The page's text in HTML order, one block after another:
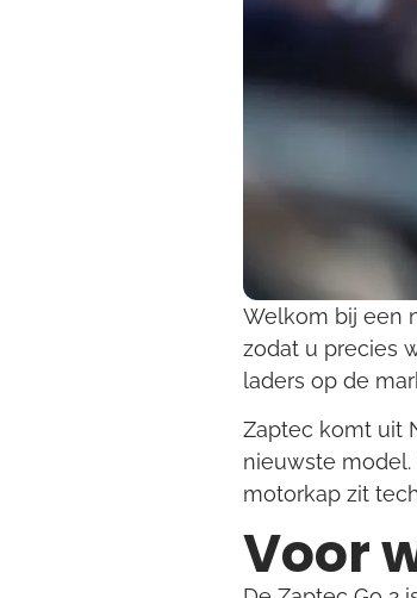
Welkom bij een
zodat u precies
laders op de
Zaptec komt uit
nieuwste
motorkap zit
Voor